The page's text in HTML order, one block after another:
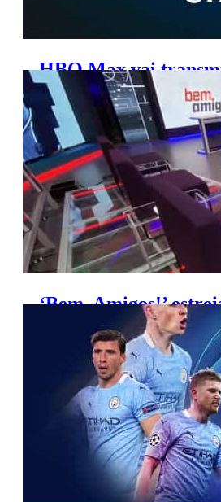
HBO Max vai
dos Campeões da
‘Bem, Amigos!’
cenário na próxima